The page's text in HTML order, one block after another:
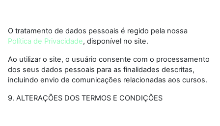
O tratamento de dados pessoais é regido pela nossa
Política de Privacidade, disponível no site.
Ao utilizar o site, o usuário consente com o processamento
dos seus dados pessoais para as finalidades descritas,
incluindo envio de comunicações relacionadas aos cursos.
9. ALTERAÇÕES DOS TERMOS E CONDIÇÕES